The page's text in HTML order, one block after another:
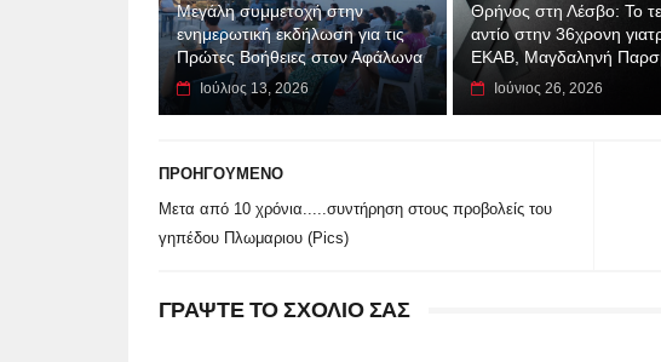
Μεγάλη συμμετοχή στην
ενημερωτική εκδήλωση για τις
Πρώτες Βοήθειες στον Αφάλωνα
Ιούλιος 13, 2026
Θρήνος στη Λέσβο: Το
αντίο στην 36χρονη
ΕΚΑΒ, Μαγδαληνή
Ιούνιος 26, 2026
ΠΡΟΗΓΟΥΜΕΝΟ
Μετα από 10 χρόνια.....συντήρηση στους προβολείς του
γηπέδου Πλωμαριου (Pics)
ΓΡΑΨΤΕ ΤΟ ΣΧΟΛΙΟ ΣΑΣ